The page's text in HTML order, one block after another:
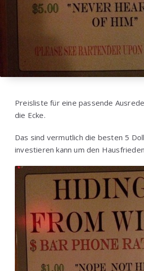
Preisliste für eine passende
die Ecke.
Das sind vermutlich die besten 5
investieren kann um den